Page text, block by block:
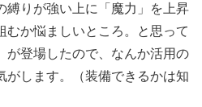
縛りが強い上に「魔力」を上昇
むか悩ましいところ。と思って
が登場したので、なんか活用の
がします。（装備できるかは知